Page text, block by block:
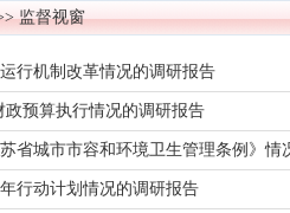
监督视窗
行机制改革情况的调研报告
政预算执行情况的调研报告
省城市市容和环境卫生管理条例》情
行动计划情况的调研报告